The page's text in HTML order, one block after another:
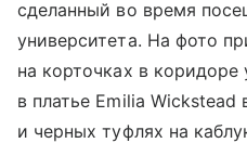
сделанный во время
университета. На фото
на корточках в коридоре
в платье Emilia Wickstead
и черных туфлях на